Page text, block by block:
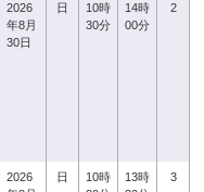
2026
年8月
30日
日
10時
30分
14時
00分
2
2026
日
10時
13時
3